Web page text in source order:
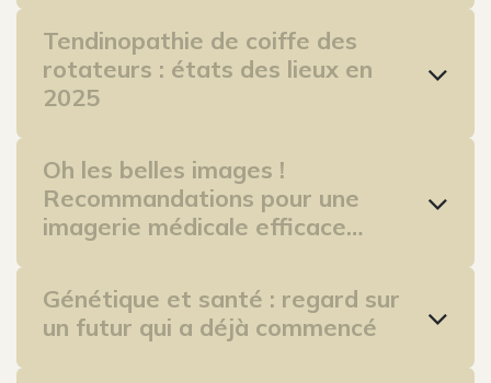
Tendinopathie de coiffe des
rotateurs : états des lieux en
2025​
Oh les belles images !
Recommandations pour une
imagerie médicale efficace…​
Génétique et santé : regard sur
un futur qui a déjà commencé